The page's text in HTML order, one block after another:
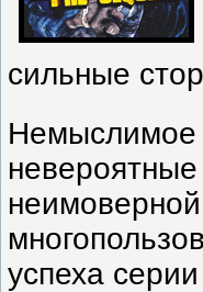
сильные
Немыслимое
успеха серии